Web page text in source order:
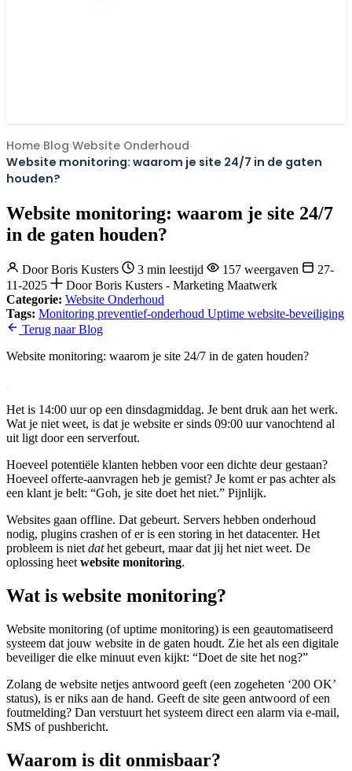
Home Blog Website Onderhoud
Website monitoring: waarom je site 24/7 in de gaten
houden?
Website monitoring: waarom je site 24/7
in de gaten houden?
DoorBoris Kusters 3 min leestijd 157 weergaven
27-
11-2025
Door Boris Kusters - Marketing Maatwerk
Categorie: Website Onderhoud
Tags: Monitoring preventief-onderhoud Uptime website-beveiliging
Terug naar Blog
Website monitoring: waarom je site 24/7 in de gaten houden?
Het is 14:00 uur op een dinsdagmiddag. Je bent druk aan het werk.
Wat je niet weet, is dat je website er sinds 09:00 uur vanochtend al
uit ligt door een serverfout.
Hoeveel potentiële klanten hebben voor een dichte deur gestaan?
Hoeveel offerte-aanvragen heb je gemist? Je komt er pas achter als
een klant je belt: “Goh, je site doet het niet.” Pijnlijk.
Websites gaan offline. Dat gebeurt. Servers hebben onderhoud
nodig, plugins crashen of er is een storing in het datacenter. Het
probleem is niet dathet gebeurt, maar dat jij het niet weet. De
oplossing heet website monitoring.
Wat is website monitoring?
Website monitoring (of uptime monitoring) is een geautomatiseerd
systeem dat jouw website in de gaten houdt. Zie het als een digitale
beveiliger die elke minuut even kijkt: “Doet de site het nog?”
Zolang de website netjes antwoord geeft (een zogeheten ‘200 OK’
status), is er niks aan de hand. Geeft de site geen antwoord of een
foutmelding? Dan verstuurt het systeem direct een alarm via e-mail,
SMS of pushbericht.
Waarom is dit onmisbaar?